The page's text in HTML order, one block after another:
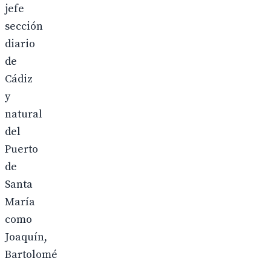
jefe
sección
diario
de
Cádiz
y
natural
del
Puerto
de
Santa
María
como
Joaquín,
Bartolomé